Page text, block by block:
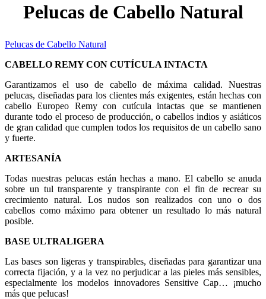
Pelucas de Cabello Natural
Pelucas de Cabello Natural
CABELLO REMY CON CUTÍCULA INTACTA
Garantizamos el uso de cabello de máxima calidad. Nuestras
pelucas, diseñadas para los clientes más exigentes, están hechas con
cabello Europeo Remy con cutícula intactas que se mantienen
durante todo el proceso de producción, o cabellos indios y asiáticos
de gran calidad que cumplen todos los requisitos de un cabello sano
y fuerte.
ARTESANÍA
Todas nuestras pelucas están hechas a mano. El cabello se anuda
sobre un tul transparente y transpirante con el fin de recrear su
crecimiento natural. Los nudos son realizados con uno o dos
cabellos como máximo para obtener un resultado lo más natural
posible.
BASE ULTRALIGERA
Las bases son ligeras y transpirables, diseñadas para garantizar una
correcta fijación, y a la vez no perjudicar a las pieles más sensibles,
especialmente los modelos innovadores Sensitive Cap… ¡mucho
más que pelucas!